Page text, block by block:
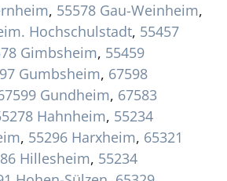
, 55578 Gau-Weinheim,
Hochschulstadt, 55457
Gimbsheim, 55459
Gumbsheim, 67598
Gundheim, 67583
Hahnheim, 55234
, 55296 Harxheim, 65321
Hillesheim, 55234